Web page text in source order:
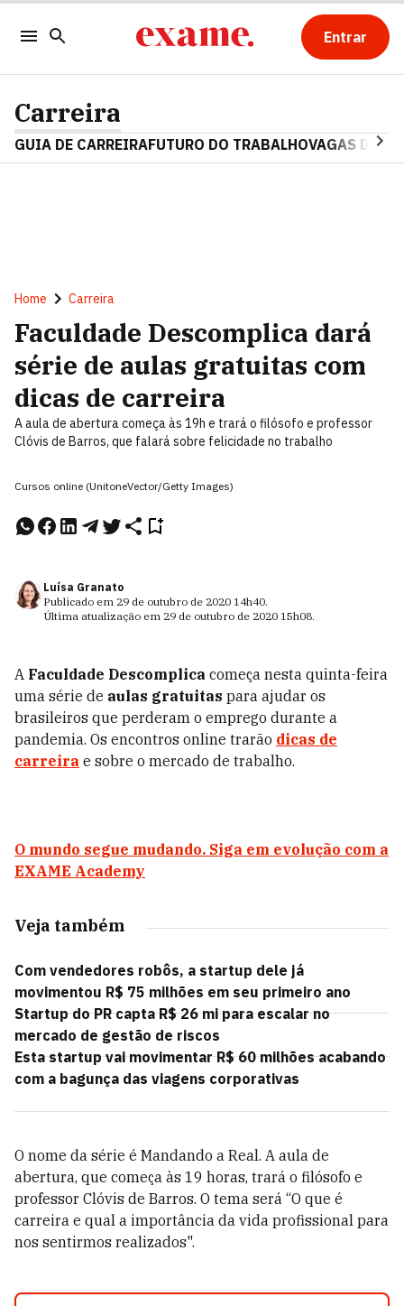
Entrar
Carreira
GUIA DE CARREIRAFUTURO DO TRABALHOVAGAS DE
Home Carreira
Faculdade Descomplica dará
série de aulas gratuitas com
dicas de carreira
A aula de abertura começa às 19h e trará o filósofo e professor
Clóvis de Barros, que falará sobre felicidade no trabalho
Cursos online (UnitoneVector/Getty Images)
Luísa Granato
Publicado em 29 de outubro de 2020 14h40.
Última atualização em 29 de outubro de 2020 15h08.
A Faculdade Descomplica começa nesta quinta-feira
uma série de aulas gratuitas para ajudar os
brasileiros que perderam o emprego durante a
pandemia. Os encontros online trarão dicas de
carreira e sobre o mercado de trabalho.
O mundo segue mudando. Siga em evolução com a
EXAME Academy
Veja também
Com vendedores robôs, a startup dele já
movimentou R$ 75 milhões em seu primeiro ano
Startup do PR capta R$ 26 mi para escalar no
mercado de gestão de riscos
Esta startup vai movimentar R$ 60 milhões acabando
com a bagunça das viagens corporativas
O nome da série é Mandando a Real. A aula de
abertura, que começa às 19 horas, trará o filósofo e
professor Clóvis de Barros. O tema será “O que é
carreira e qual a importância da vida profissional para
nos sentirmos realizados".